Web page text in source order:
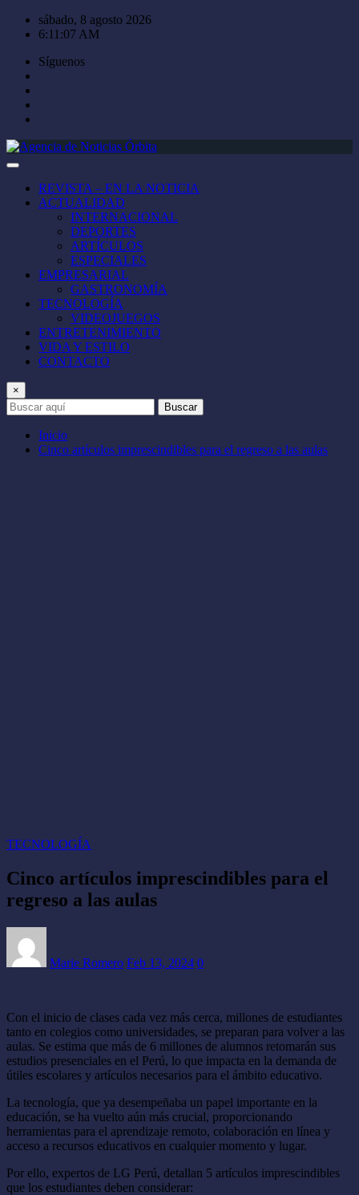
Saltar
sábado, 8 agosto 2026
6:11:07 AM
Síguenos
REVISTA – EN LA NOTICIA
ACTUALIDAD
INTERNACIONAL
DEPORTES
ARTÍCULOS
ESPECIALES
EMPRESARIAL
GASTRONOMÍA
TECNOLOGÍA
VIDEOJUEGOS
ENTRETENIMIENTO
VIDA Y ESTILO
CONTACTO
×
Buscar
Inicio
Cinco artículos imprescindibles para el regreso a las aulas
TECNOLOGÍA
Cinco artículos imprescindibles para el
regreso a las aulas
Marie Romero Feb 13, 2024 0
Con el inicio de clases cada vez más cerca, millones de estudiantes
tanto en colegios como universidades, se preparan para volver a las
aulas. Se estima que más de 6 millones de alumnos retomarán sus
estudios presenciales en el Perú, lo que impacta en la demanda de
útiles escolares y artículos necesarios para el ámbito educativo.
La tecnología, que ya desempeñaba un papel importante en la
educación, se ha vuelto aún más crucial, proporcionando
herramientas para el aprendizaje remoto, colaboración en línea y
acceso a recursos educativos en cualquier momento y lugar.
Por ello, expertos de LG Perú, detallan 5 artículos imprescindibles
que los estudiantes deben considerar: